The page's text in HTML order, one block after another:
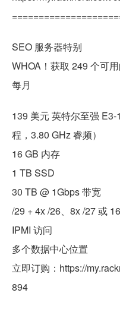
SEO 服务器特别
WHOA！获取 249 个可用
每月
139 美元 英特尔至强
程，3.80 GHz 睿频）
16 GB 内存
1 TB SSD
30 TB @ 1Gbps 带宽
/29 + 4x /26、8x /27 或
IPMI 访问
多个数据中心位置
立即订购：https://
894